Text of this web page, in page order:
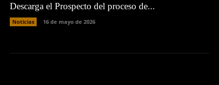
Descarga el Prospecto del proceso de...
Noticias 16 de mayo de 2026